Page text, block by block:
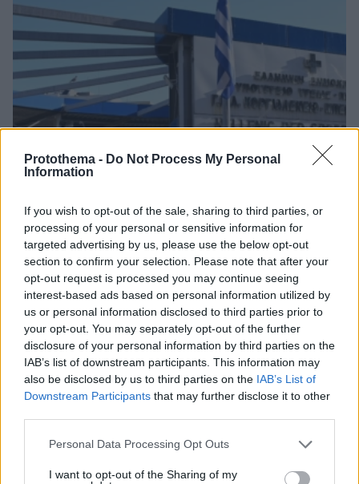
Protothema - Do Not Process My Personal
Information
If you wish to opt-out of the sale, sharing to third parties, or
processing of your personal or sensitive information for
targeted advertising by us, please use the below opt-out
section to confirm your selection. Please note that after your
opt-out request is processed you may continue seeing
interest-based ads based on personal information utilized by
us or personal information disclosed to third parties prior to
your opt-out. You may separately opt-out of the further
disclosure of your personal information by third parties on the
IAB’s list of downstream participants. This information may
also be disclosed by us to third parties on the IAB’s List of
Downstream Participants that may further disclose it to other
Please note that this website/app uses one or more Google
not limited to your visit or usage behaviour. You may click to
Personal Data Processing Opt Outs
I want to opt-out of the Sharing of my
Ασθενής ξυλοκόπησε νοσηλεύτρια στα Επείγοντα
του Ερυθρού Σταυρού, την άρπαξε από τα μαλλιά
και τη χτύπησε σε πόρτες - Τι καταγγέλλει η
ΠΟΕΔΗΝ
09.08.2026, 10:51